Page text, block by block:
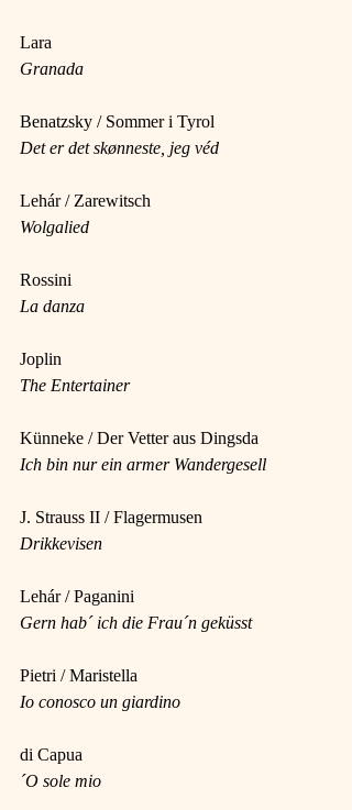
Lara
Granada
Benatzsky / Sommer i Tyrol
Det er det skønneste, jeg véd
Lehár / Zarewitsch
Wolgalied
Rossini
La danza
Joplin
The Entertainer
Künneke / Der Vetter aus Dingsda
Ich bin nur ein armer Wandergesell
J. Strauss II / Flagermusen
Drikkevisen
Lehár / Paganini
Gern hab´ ich die Frau´n geküsst
Pietri / Maristella
Io conosco un giardino
di Capua
´O sole mio